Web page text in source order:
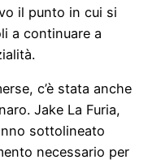
il punto in cui si
a continuare a
c’è stata anche
Jake La Furia,
sottolineato
necessario per